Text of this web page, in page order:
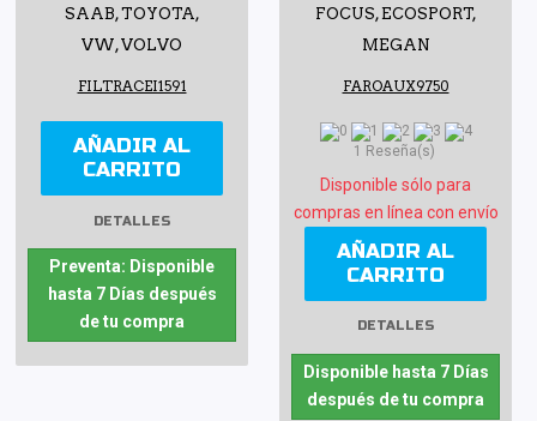
SAAB, TOYOTA,
VW, VOLVO
FILTRACEI1591
AÑADIR AL
CARRITO
DETALLES
Preventa: Disponible
hasta 7 Días después
de tu compra
FOCUS, ECOSPORT,
MEGAN
FAROAUX9750
1 Reseña(s)
Disponible sólo para
compras en línea con envío
AÑADIR AL
CARRITO
DETALLES
Disponible hasta 7 Días
después de tu compra